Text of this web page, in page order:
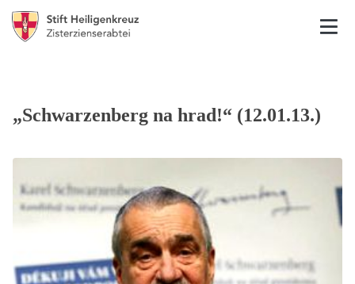
„Schwarzenberg na hrad!“ (12.01.13.)